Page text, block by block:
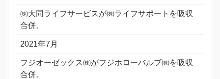
㈱大同ライフサービスが㈱ライフサポートを吸収
合併。
2021年7月
フジオーゼックス㈱がフジホローバルブ㈱を吸収
合併。